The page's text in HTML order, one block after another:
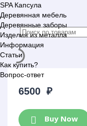
SPA Капсула
Деревянная мебель
Деревянные заборы
Изделия из металла
Информация
Статьи
Как купить?
Вопрос-ответ
6500 ₽
Buy Now